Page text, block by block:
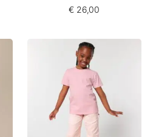
€ 26,00